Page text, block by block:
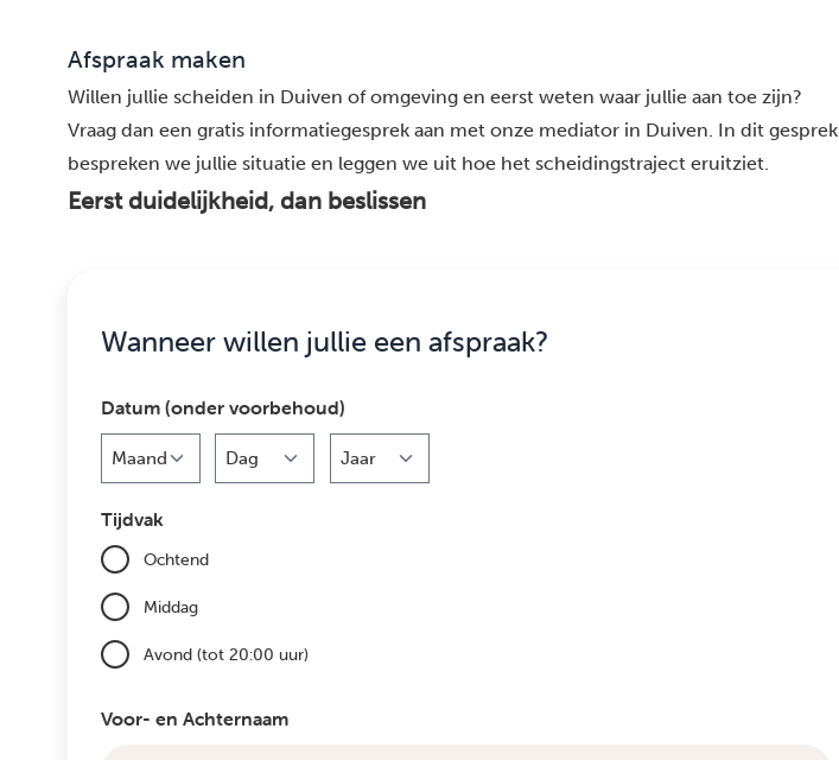
Afspraak maken
Willen jullie scheiden in Duiven of omgeving en eerst weten waar jullie aan toe zijn?
Vraag dan een gratis informatiegesprek aan met onze mediator in Duiven. In dit gesprek
bespreken we jullie situatie en leggen we uit hoe het scheidingstraject eruitziet.
Eerst duidelijkheid, dan beslissen
Wanneer willen jullie een afspraak?
Datum (onder voorbehoud)
Tijdvak
Ochtend
Middag
Avond (tot 20:00 uur)
Voor- en Achternaam